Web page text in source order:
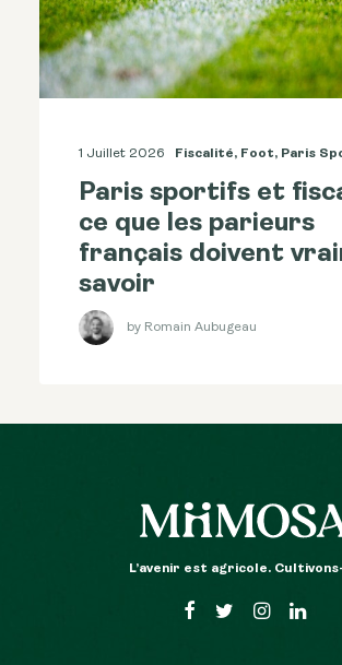
1 Juillet 2026 Fiscalité, Foot, Paris
Paris sportifs et
ce que les parieurs
français doivent
savoir
by Romain Aubugeau
L’avenir est agricole.